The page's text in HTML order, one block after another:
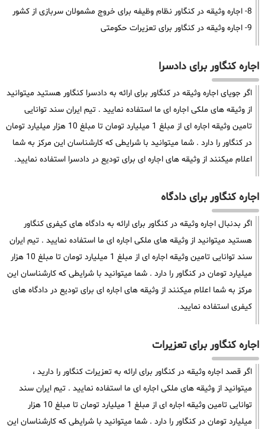
8- اجاره وثیقه در کنگاور نظام وظیفه برای خروج مشمولان سربازی از کشور
9- اجاره وثیقه در کنگاور برای تعزیرات حکومتی
اجاره کنگاور برای دادسرا
اگر جویای اجاره وثیقه در کنگاور برای ارائه به دادسرا کنگاور هستید میتوانید
از وثیقه های ملکی اجاره ای ما استفاده نمایید . تیم ایران سند توانایی
تامین وثیقه اجاره ای از مبلغ 1 میلیارد تومان تا مبلغ 10 هزار میلیارد تومان
در کنگاور را دارد . شما میتوانید با شرایطی که کارشناسان این مرکز به شما
اعلام میکنند از وثیقه های اجاره ای برای تودیع در دادسرا استفاده نمایید.
اجاره کنگاور برای دادگاه
اگر بدنبال اجاره وثیقه در کنگاور برای ارائه به دادگاه های کیفری کنگاور
هستید میتوانید از وثیقه های ملکی اجاره ای ما استفاده نمایید . تیم ایران
سند توانایی تامین وثیقه اجاره ای از مبلغ 1 میلیارد تومان تا مبلغ 10 هزار
میلیارد تومان در کنگاور را دارد . شما میتوانید با شرایطی که کارشناسان این
مرکز به شما اعلام میکنند از وثیقه های اجاره ای برای تودیع در دادگاه های
کیفری استفاده نمایید.
اجاره کنگاور برای تعزیرات
اگر قصد اجاره وثیقه در کنگاور برای ارائه به تعزیرات کنگاور را دارید ،
میتوانید از وثیقه های ملکی اجاره ای ما استفاده نمایید . تیم ایران سند
توانایی تامین وثیقه اجاره ای از مبلغ 1 میلیارد تومان تا مبلغ 10 هزار
میلیارد تومان در کنگاور را دارد . شما میتوانید با شرایطی که کارشناسان این